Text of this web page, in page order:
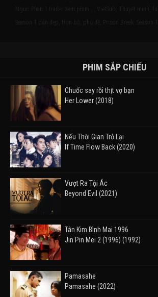
Nguc: Phan 1 trailer Xem phim , , VietSub, Thuyết minh,
Season 1 bản đẹp, trọn bộ, phụ đề, Prison Break: Season
PHIM SẮP CHIẾU
Chuốc say rồi thịt vợ bạn
Her Lower (2018)
Nếu Thời Gian Trở Lại
If Time Flow Back (2020)
Vượt Ra Tội Ác
Beyond Evil (2021)
Tân Kim Bình Mai 1996
Jin Pin Mei 2 (1996) (1992)
Pamasahe
Pamasahe (2022)